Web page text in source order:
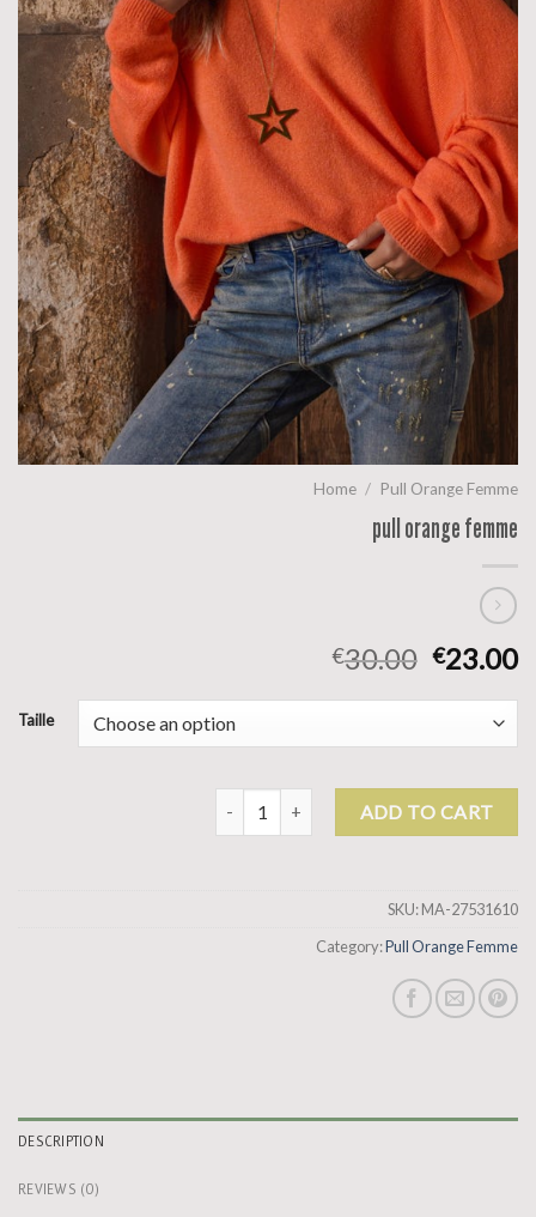
Home / Pull Orange Femme
pull orange femme
€30.00 €23.00
Taille
pull orange femme quantityADD TO CART
SKU:MA-27531610
Category:Pull Orange Femme
DESCRIPTION
REVIEWS (0)